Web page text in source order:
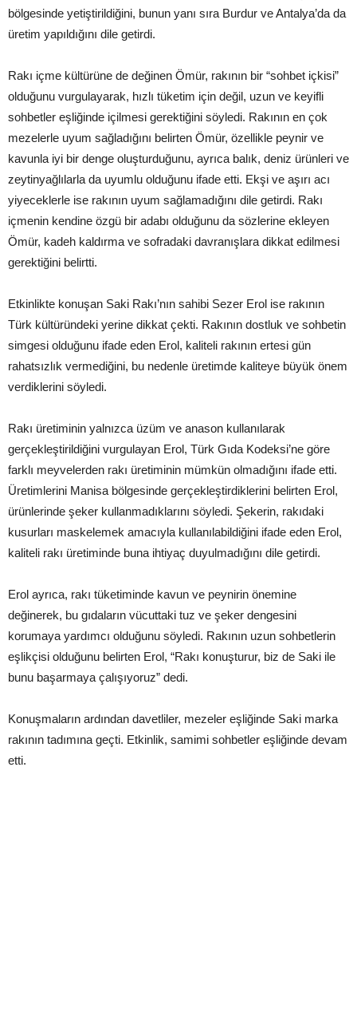
bölgesinde yetiştirildiğini, bunun yanı sıra Burdur ve Antalya’da da
üretim yapıldığını dile getirdi.
Rakı içme kültürüne de değinen Ömür, rakının bir “sohbet içkisi”
olduğunu vurgulayarak, hızlı tüketim için değil, uzun ve keyifli
sohbetler eşliğinde içilmesi gerektiğini söyledi. Rakının en çok
mezelerle uyum sağladığını belirten Ömür, özellikle peynir ve
kavunla iyi bir denge oluşturduğunu, ayrıca balık, deniz ürünleri ve
zeytinyağlılarla da uyumlu olduğunu ifade etti. Ekşi ve aşırı acı
yiyeceklerle ise rakının uyum sağlamadığını dile getirdi. Rakı
içmenin kendine özgü bir adabı olduğunu da sözlerine ekleyen
Ömür, kadeh kaldırma ve sofradaki davranışlara dikkat edilmesi
gerektiğini belirtti.
Etkinlikte konuşan Saki Rakı’nın sahibi Sezer Erol ise rakının
Türk kültüründeki yerine dikkat çekti. Rakının dostluk ve sohbetin
simgesi olduğunu ifade eden Erol, kaliteli rakının ertesi gün
rahatsızlık vermediğini, bu nedenle üretimde kaliteye büyük önem
verdiklerini söyledi.
Rakı üretiminin yalnızca üzüm ve anason kullanılarak
gerçekleştirildiğini vurgulayan Erol, Türk Gıda Kodeksi’ne göre
farklı meyvelerden rakı üretiminin mümkün olmadığını ifade etti.
Üretimlerini Manisa bölgesinde gerçekleştirdiklerini belirten Erol,
ürünlerinde şeker kullanmadıklarını söyledi. Şekerin, rakıdaki
kusurları maskelemek amacıyla kullanılabildiğini ifade eden Erol,
kaliteli rakı üretiminde buna ihtiyaç duyulmadığını dile getirdi.
Erol ayrıca, rakı tüketiminde kavun ve peynirin önemine
değinerek, bu gıdaların vücuttaki tuz ve şeker dengesini
korumaya yardımcı olduğunu söyledi. Rakının uzun sohbetlerin
eşlikçisi olduğunu belirten Erol, “Rakı konuşturur, biz de Saki ile
bunu başarmaya çalışıyoruz” dedi.
Konuşmaların ardından davetliler, mezeler eşliğinde Saki marka
rakının tadımına geçti. Etkinlik, samimi sohbetler eşliğinde devam
etti.